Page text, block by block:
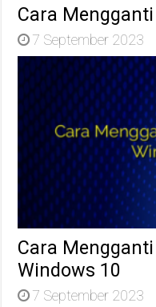
Cara
7 September 2023
Cara
Windows 10
7 September 2023